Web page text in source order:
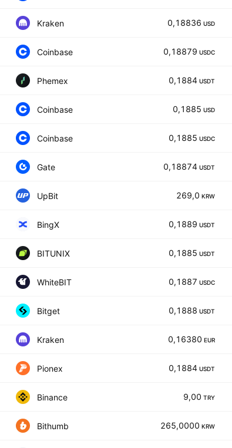
Kraken 0,18836 USD
Coinbase 0,18879 USDC
Phemex 0,1884 USDT
Coinbase 0,1885 USD
Coinbase 0,1885 USDC
Gate 0,18874 USDT
UpBit 269,0 KRW
BingX 0,1889 USDT
BITUNIX 0,1885 USDT
WhiteBIT 0,1887 USDC
Bitget 0,1888 USDT
Kraken 0,16380 EUR
Pionex 0,1884 USDT
Binance 9,00 TRY
Bithumb 265,0000 KRW